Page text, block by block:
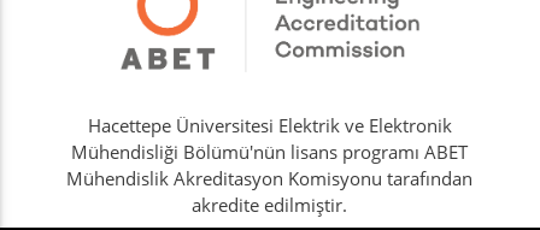
Hacettepe Üniversitesi Elektrik ve Elektronik
Mühendisliği Bölümü'nün lisans programı ABET
Mühendislik Akreditasyon Komisyonu tarafından
akredite edilmiştir.